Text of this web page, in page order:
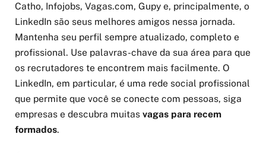
Catho, Infojobs, Vagas.com, Gupy e, principalmente, o
LinkedIn são seus melhores amigos nessa jornada.
Mantenha seu perfil sempre atualizado, completo e
profissional. Use palavras-chave da sua área para que
os recrutadores te encontrem mais facilmente. O
LinkedIn, em particular, é uma rede social profissional
que permite que você se conecte com pessoas, siga
empresas e descubra muitas vagas para recem
formados.